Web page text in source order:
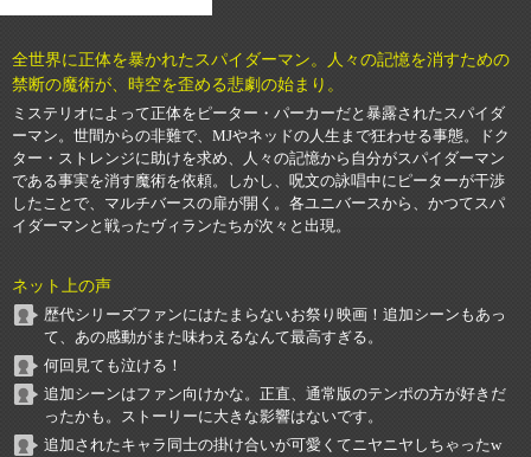
全世界に正体を暴かれたスパイダーマン。人々の記憶を消すための
禁断の魔術が、時空を歪める悲劇の始まり。
ミステリオによって正体をピーター・パーカーだと暴露されたスパイダ
ーマン。世間からの非難で、MJやネッドの人生まで狂わせる事態。ドク
ター・ストレンジに助けを求め、人々の記憶から自分がスパイダーマン
である事実を消す魔術を依頼。しかし、呪文の詠唱中にピーターが干渉
したことで、マルチバースの扉が開く。各ユニバースから、かつてスパ
イダーマンと戦ったヴィランたちが次々と出現。
ネット上の声
歴代シリーズファンにはたまらないお祭り映画！追加シーンもあっ
て、あの感動がまた味わえるなんて最高すぎる。
何回見ても泣ける！
追加シーンはファン向けかな。正直、通常版のテンポの方が好きだ
ったかも。ストーリーに大きな影響はないです。
追加されたキャラ同士の掛け合いが可愛くてニヤニヤしちゃったw